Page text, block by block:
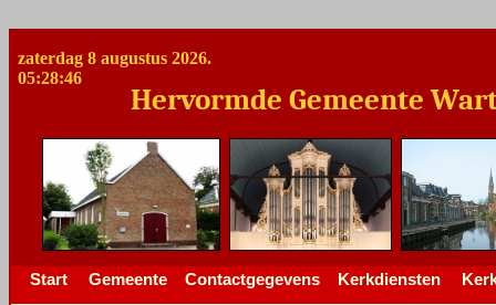
zaterdag 8 augustus 2026.
05:28:46
Hervormde Gemeente
Start Gemeente Contactgegevens Kerkdiensten